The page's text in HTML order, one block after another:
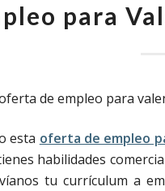
para
esta oferta de empleo
habilidades
tu currículum a